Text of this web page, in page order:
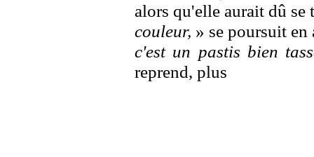
alors qu'elle aurait dû
couleur, » se poursuit
c'est un pastis bien
reprend, plus